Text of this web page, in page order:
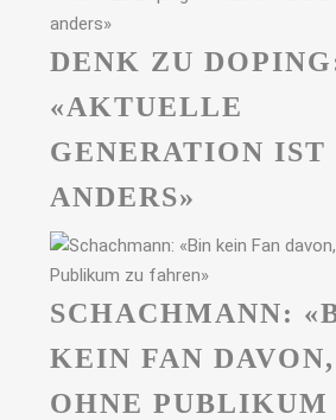
DENK ZU
«AKTUELLE
GENERATION IST
ANDERS»
SCHACHMANN:
KEIN FAN DAVON,
OHNE PUBLIKUM